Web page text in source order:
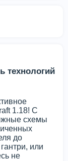
технологий
1.18! С
схемы
до
или
не